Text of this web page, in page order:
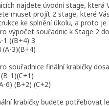
najdete úvodní stage, která
muset projít 2 stage, které
ke splnění úkolu, a proto je
výpočet souřadnic k Stage 2
1 )(B+4) 3
(A-3)(B+4)
souřadnice finální krabičky
1)(C+1)
6) (B+2) (C+2)
krabičky budete potřebovat